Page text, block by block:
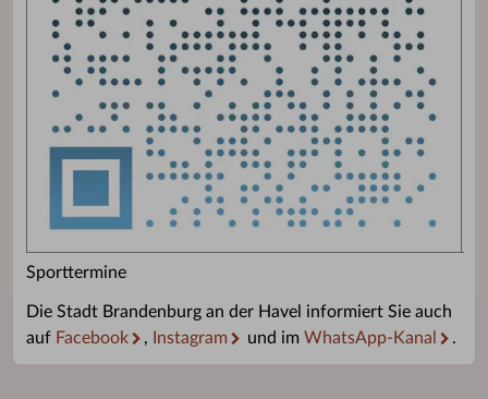
Sporttermine
Die Stadt Brandenburg an der Havel informiert Sie auch
auf Facebook , Instagram und im WhatsApp-Kanal .